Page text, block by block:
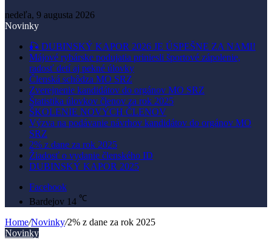
nedeľa, 9 augusta 2026
Novinky
🎣 DUBINSKÝ KAPOR 2026 JE ÚSPEŠNE ZA NAMI!
Májové rybárske podujatia priniesli športové zápolenie,
radosť detí aj pekné úlovky
Členská schôdza MO SRZ
Zverejnenie kandidátov do orgánov MO SRZ
Štatistika úlovkov členov za rok 2025
ŠKOLENIE NOVÝCH ČLENOV
Výzva na podávanie návrhov kandidátov do orgánov MO
SRZ
2% z dane za rok 2025
Žiadosť o vydanie členského ID
DUBINSKÝ KAPOR 2025
Facebook
Bardejov 14 ℃
Home/Novinky/2% z dane za rok 2025
Novinky